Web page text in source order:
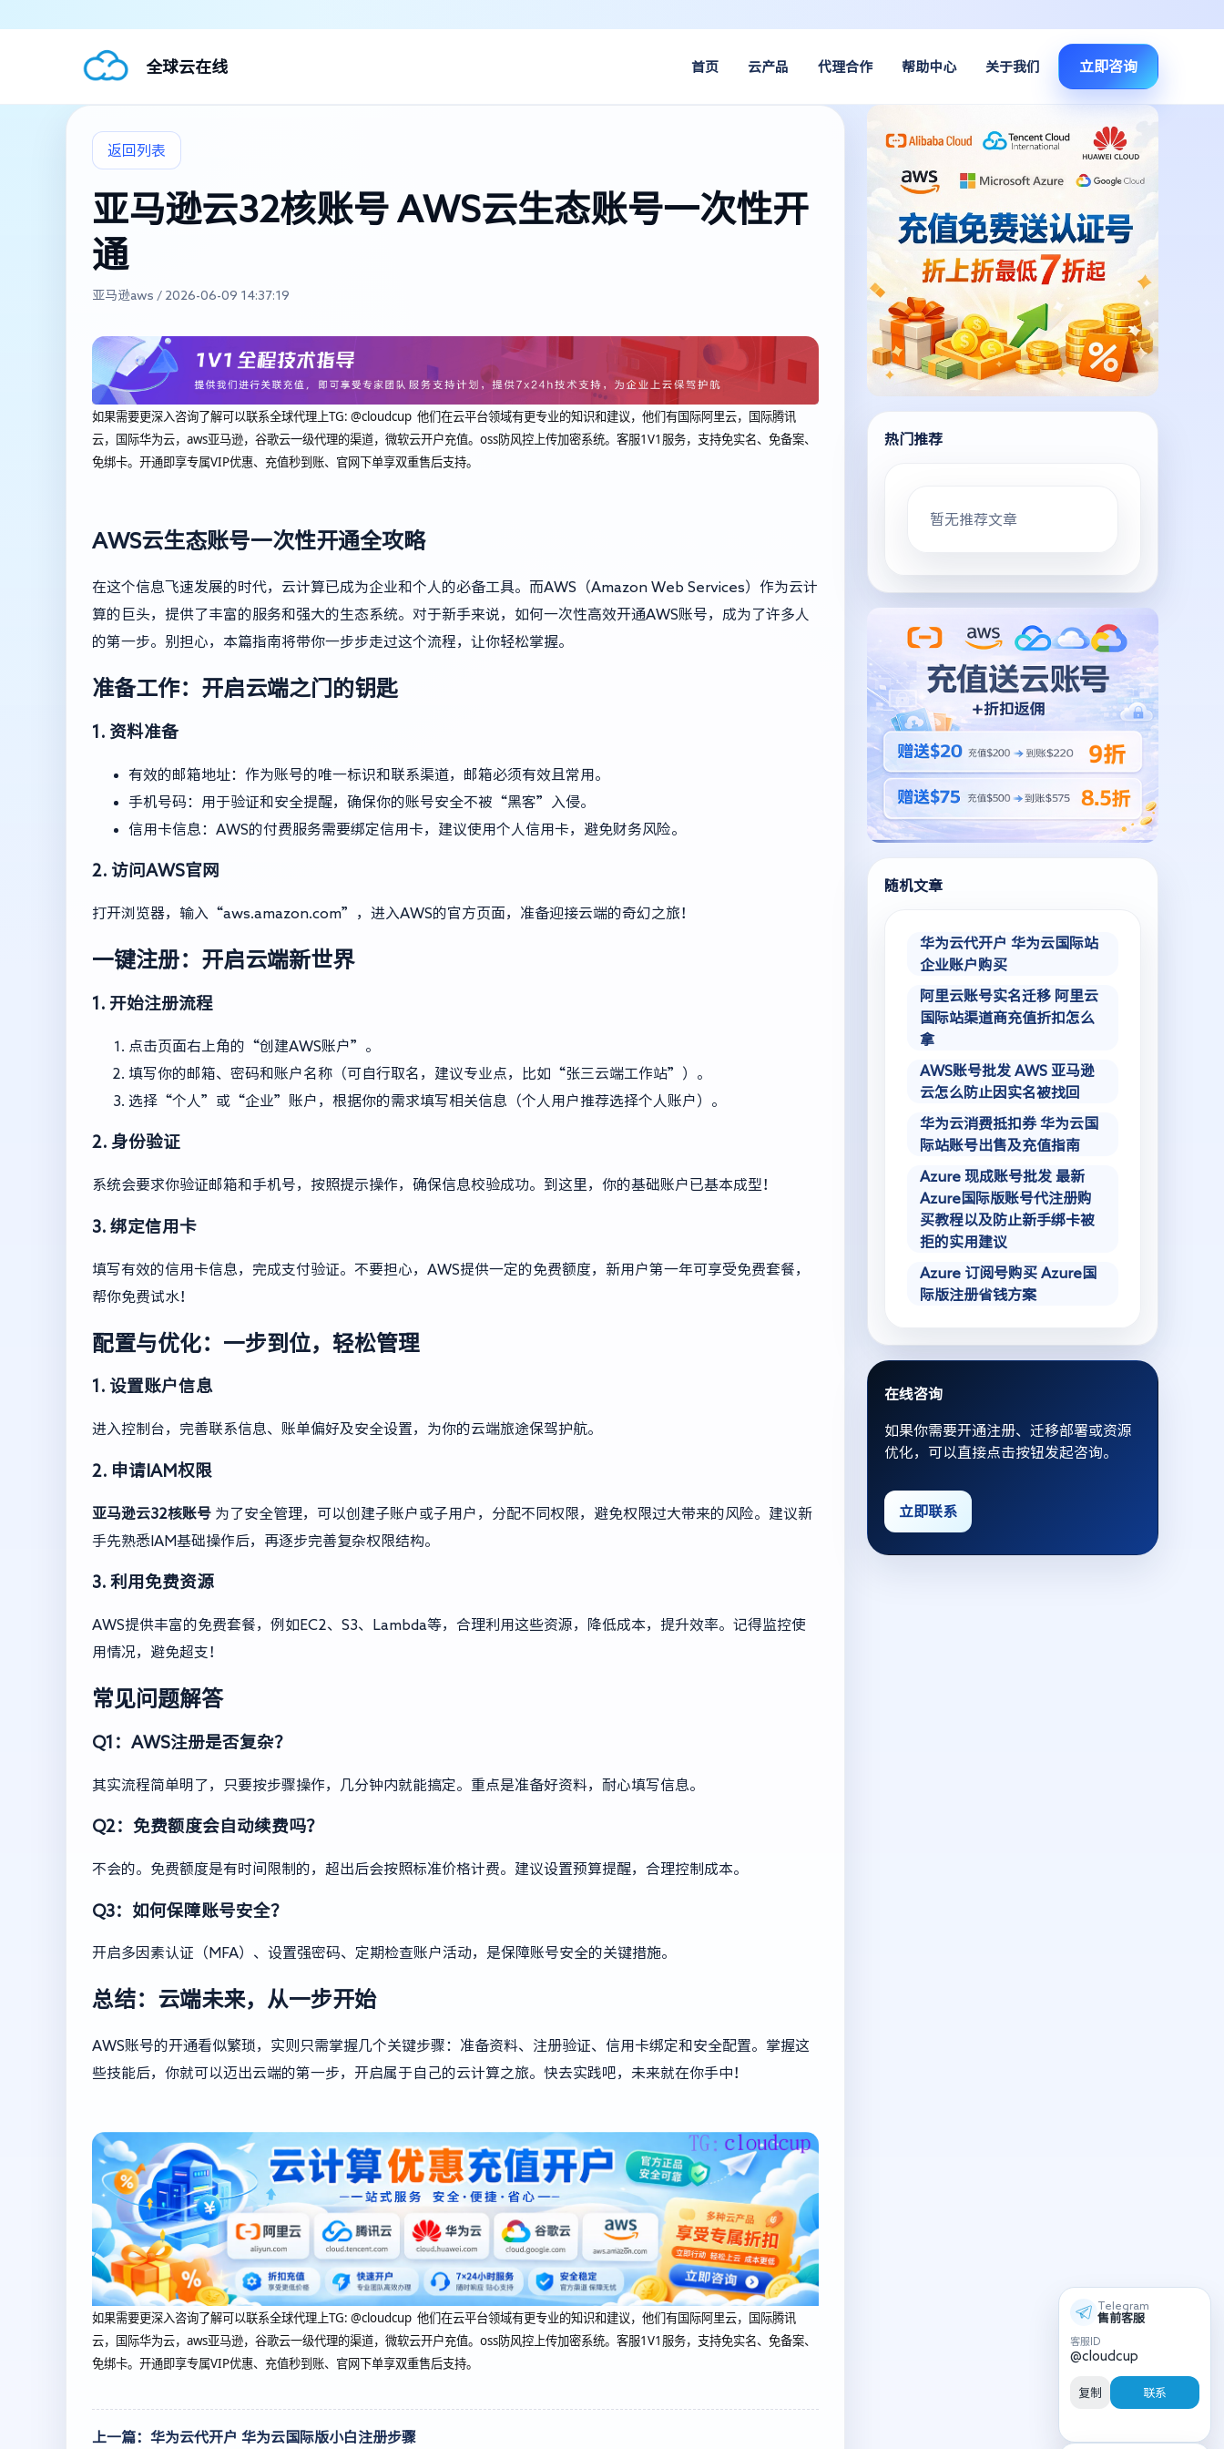
全球云在线 首页 云产品 代理合作 帮助中心 关于我们 立即咨询
返回列表
亚马逊云32核账号 AWS云生态账号一次性开
通
亚马逊aws / 2026-06-09 14:37:19
如果需要更深入咨询了解可以联系全球代理上TG: @cloudcup 他们在云平台领域有更专业的知识和建议，他们有国际阿里云，国际腾讯
云，国际华为云，aws亚马逊，谷歌云一级代理的渠道，微软云开户充值。oss防风控上传加密系统。客服1V1服务，支持免实名、免备案、
免绑卡。开通即享专属VIP优惠、充值秒到账、官网下单享双重售后支持。
AWS云生态账号一次性开通全攻略
在这个信息飞速发展的时代，云计算已成为企业和个人的必备工具。而AWS（Amazon Web Services）作为云计
算的巨头，提供了丰富的服务和强大的生态系统。对于新手来说，如何一次性高效开通AWS账号，成为了许多人
的第一步。别担心，本篇指南将带你一步步走过这个流程，让你轻松掌握。
准备工作：开启云端之门的钥匙
1. 资料准备
有效的邮箱地址：作为账号的唯一标识和联系渠道，邮箱必须有效且常用。
手机号码：用于验证和安全提醒，确保你的账号安全不被“黑客”入侵。
信用卡信息：AWS的付费服务需要绑定信用卡，建议使用个人信用卡，避免财务风险。
2. 访问AWS官网
打开浏览器，输入“aws.amazon.com”，进入AWS的官方页面，准备迎接云端的奇幻之旅！
一键注册：开启云端新世界
1. 开始注册流程
点击页面右上角的“创建AWS账户”。
填写你的邮箱、密码和账户名称（可自行取名，建议专业点，比如“张三云端工作站”）。
选择“个人”或“企业”账户，根据你的需求填写相关信息（个人用户推荐选择个人账户）。
2. 身份验证
系统会要求你验证邮箱和手机号，按照提示操作，确保信息校验成功。到这里，你的基础账户已基本成型！
3. 绑定信用卡
填写有效的信用卡信息，完成支付验证。不要担心，AWS提供一定的免费额度，新用户第一年可享受免费套餐，
帮你免费试水！
配置与优化：一步到位，轻松管理
1. 设置账户信息
进入控制台，完善联系信息、账单偏好及安全设置，为你的云端旅途保驾护航。
2. 申请IAM权限
亚马逊云32核账号 为了安全管理，可以创建子账户或子用户，分配不同权限，避免权限过大带来的风险。建议新
手先熟悉IAM基础操作后，再逐步完善复杂权限结构。
3. 利用免费资源
AWS提供丰富的免费套餐，例如EC2、S3、Lambda等，合理利用这些资源，降低成本，提升效率。记得监控使
用情况，避免超支！
常见问题解答
Q1：AWS注册是否复杂？
其实流程简单明了，只要按步骤操作，几分钟内就能搞定。重点是准备好资料，耐心填写信息。
Q2：免费额度会自动续费吗？
不会的。免费额度是有时间限制的，超出后会按照标准价格计费。建议设置预算提醒，合理控制成本。
Q3：如何保障账号安全？
开启多因素认证（MFA）、设置强密码、定期检查账户活动，是保障账号安全的关键措施。
总结：云端未来，从一步开始
AWS账号的开通看似繁琐，实则只需掌握几个关键步骤：准备资料、注册验证、信用卡绑定和安全配置。掌握这
些技能后，你就可以迈出云端的第一步，开启属于自己的云计算之旅。快去实践吧，未来就在你手中！
如果需要更深入咨询了解可以联系全球代理上TG: @cloudcup 他们在云平台领域有更专业的知识和建议，他们有国际阿里云，国际腾讯
云，国际华为云，aws亚马逊，谷歌云一级代理的渠道，微软云开户充值。oss防风控上传加密系统。客服1V1服务，支持免实名、免备案、
免绑卡。开通即享专属VIP优惠、充值秒到账、官网下单享双重售后支持。
上一篇：华为云代开户 华为云国际版小白注册步骤
热门推荐
暂无推荐文章
随机文章
华为云代开户 华为云国际站
企业账户购买
阿里云账号实名迁移 阿里云
国际站渠道商充值折扣怎么
拿
AWS账号批发 AWS 亚马逊
云怎么防止因实名被找回
华为云消费抵扣券 华为云国
际站账号出售及充值指南
Azure 现成账号批发 最新
Azure国际版账号代注册购
买教程以及防止新手绑卡被
拒的实用建议
Azure 订阅号购买 Azure国
际版注册省钱方案
在线咨询
如果你需要开通注册、迁移部署或资源
优化，可以直接点击按钮发起咨询。
立即联系
Telegram
售前客服
客服ID
@cloudcup
复制 联系